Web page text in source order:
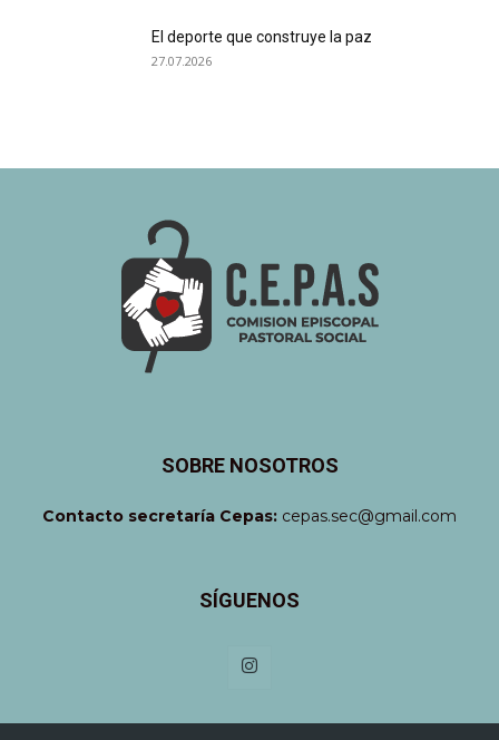
El deporte que construye la paz
27.07.2026
SOBRE NOSOTROS
Contacto secretaría Cepas: cepas.sec@gmail.com
SÍGUENOS